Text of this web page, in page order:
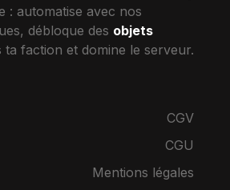
: automatise avec nos
débloque des objets
ta faction et domine le serveur.
CGV
CGU
Mentions légales